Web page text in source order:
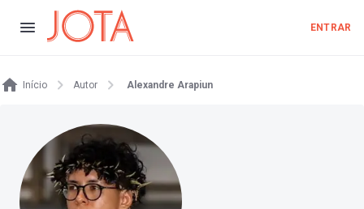
ENTRAR
Início Autor Alexandre Arapiun